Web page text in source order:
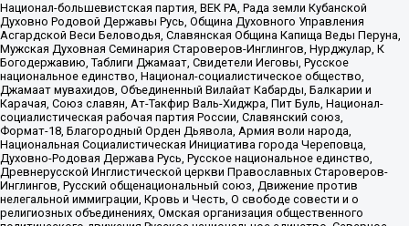
Национал-большевистская партия, ВЕК РА, Рада земли Кубанской
Духовно Родовой Державы Русь, Община Духовного Управления
Асгардской Веси Беловодья, Славянская Община Капища Веды Перуна,
Мужская Духовная Семинария Староверов-Инглингов, Нурджулар, К
Богодержавию, Таблиги Джамаат, Свидетели Иеговы, Русское
национальное единство, Национал-социалистическое общество,
Джамаат мувахидов, Объединенный Вилайат Кабарды, Балкарии и
Карачая, Союз славян, Ат-Такфир Валь-Хиджра, Пит Буль, Национал-
социалистическая рабочая партия России, Славянский союз,
Формат-18, Благородный Орден Дьявола, Армия воли народа,
Национальная Социалистическая Инициатива города Череповца,
Духовно-Родовая Держава Русь, Русское национальное единство,
Древнерусской Инглистической церкви Православных Староверов-
Инглингов, Русский общенациональный союз, Движение против
нелегальной иммиграции, Кровь и Честь, О свободе совести и о
религиозных объединениях, Омская организация общественного